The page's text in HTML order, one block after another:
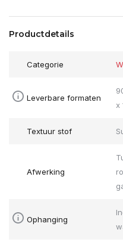
Productdetails
Categorie
Leverbare formaten
x
Textuur stof
Afwerking
Ophanging